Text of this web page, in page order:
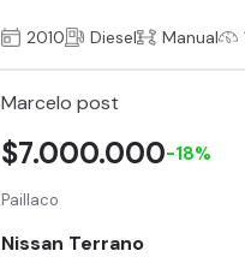
2010 Diesel Manual
Marcelo post
Paillaco
Nissan Terrano
$7.000.000-18%